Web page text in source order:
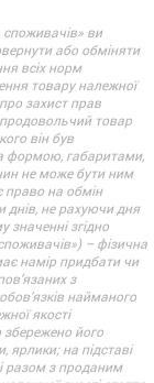
споживачів» ви
або обміняти
всіх норм
товару належної
захист прав
товар
він був
формою, габаритами,
не може бути ним
на обмін
днів, не рахуючи дня
згідно
– фізична
намір придбати чи
з
найманого
якості
його
ярлики; на підставі
разом з проданим